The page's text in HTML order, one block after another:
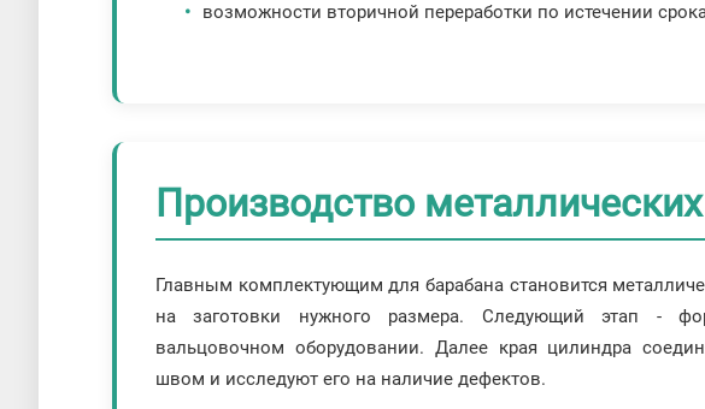
возможности вторичной переработки по истечении
Производство
Главным комплектующим для барабана становится
на заготовки нужного размера. Следующий этап -
вальцовочном оборудовании. Далее края цилиндра
швом и исследуют его на наличие дефектов.